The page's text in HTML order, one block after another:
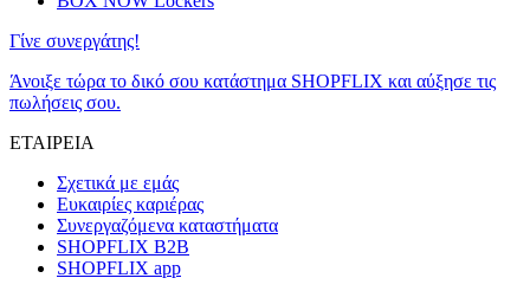
Γίνε συνεργάτης!
Άνοιξε τώρα το δικό σου κατάστημα SHOPFLIX και αύξησε τις
πωλήσεις σου.
ΕΤΑΙΡΕΙΑ
Σχετικά με εμάς
Ευκαιρίες καριέρας
Συνεργαζόμενα καταστήματα
SHOPFLIX B2B
SHOPFLIX app